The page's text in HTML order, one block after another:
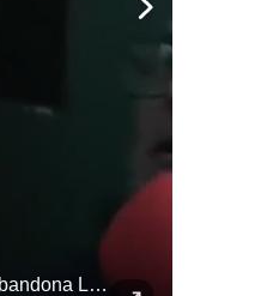
🔴 Joaquín Lavín, Abandona La Cárcel Sin Hacer Declaraciones